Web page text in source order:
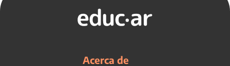
Acerca de